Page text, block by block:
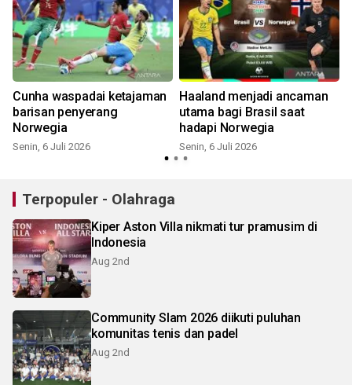
Cunha waspadai ketajaman
barisan penyerang
Norwegia
Senin, 6 Juli 2026
Haaland menjadi ancaman
utama bagi Brasil saat
hadapi Norwegia
Senin, 6 Juli 2026
Terpopuler - Olahraga
Kiper Aston Villa nikmati tur pramusim di
Indonesia
Aug 2nd
Community Slam 2026 diikuti puluhan
komunitas tenis dan padel
Aug 2nd